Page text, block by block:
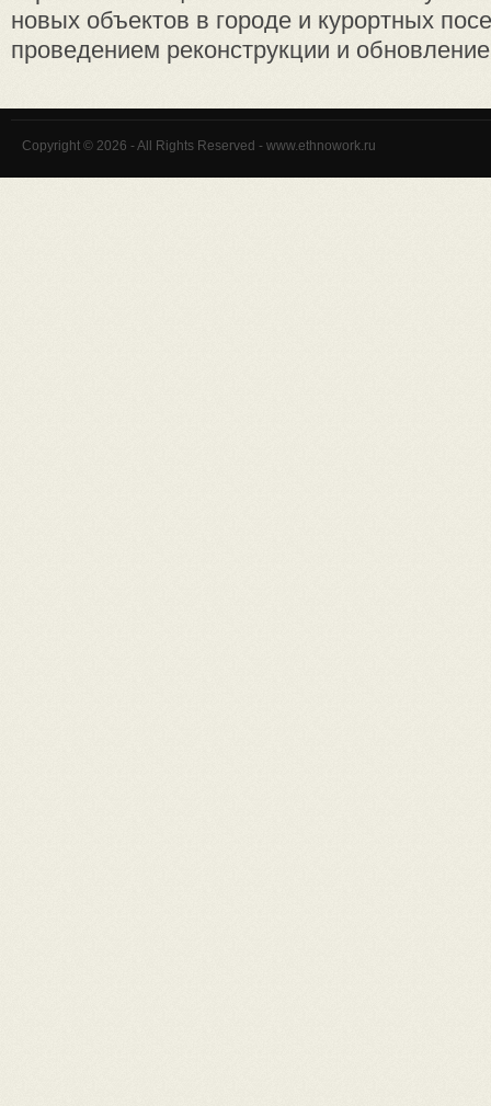
новых объектов в городе и курортных
проведением реконструкции и
Copyright © 2026 - All Rights Reserved - www.ethnowork.ru